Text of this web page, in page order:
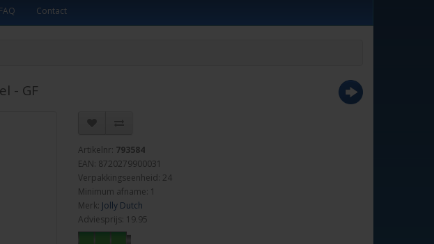
FAQ Contact
- GF
Artikelnr: 793584
EAN: 8720279900031
Verpakkingseenheid: 24
Minimum afname: 1
Merk: Jolly Dutch
Adviesprijs: 19.95